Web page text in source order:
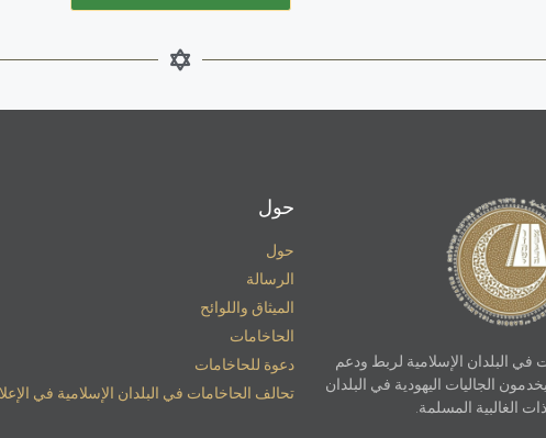
البلدان الإسلامية لربط ودعم
الجاليات اليهودية في البلدان
الغالبية المسلمة.
حول
حول
الرسالة
الميثاق واللوائح
الحاخامات
دعوة للحاخامات
تحالف الحاخامات في البلدان الإسلامية في